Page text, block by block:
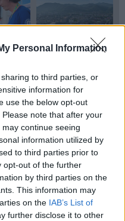
Personal Information
to third parties, or
information for
use the below opt-out
note that after your
continue seeing
information utilized by
to third parties prior to
opt-out of the further
by third parties on the
This information may
on the IAB’s List of
further disclose it to other
Futó Szövetség